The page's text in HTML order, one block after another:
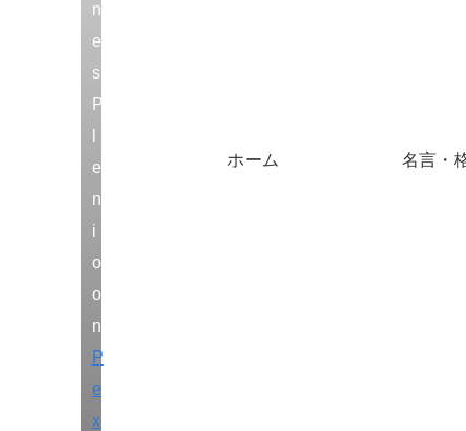
ホーム 名言・
n
e
s
P
l
e
n
i
o
o
n
P
e
x